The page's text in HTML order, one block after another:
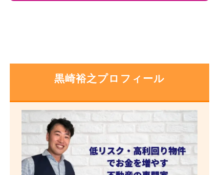
黒崎裕之プロフィール